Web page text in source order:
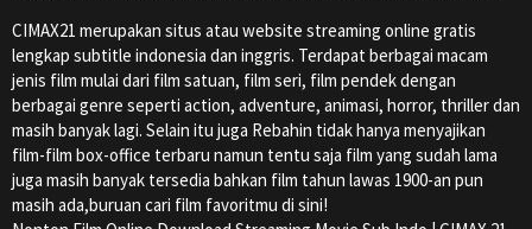
CIMAX21 merupakan situs atau website streaming online gratis
lengkap subtitle indonesia dan inggris. Terdapat berbagai macam
jenis film mulai dari film satuan, film seri, film pendek dengan
berbagai genre seperti action, adventure, animasi, horror, thriller dan
masih banyak lagi. Selain itu juga Rebahin tidak hanya menyajikan
film-film box-office terbaru namun tentu saja film yang sudah lama
juga masih banyak tersedia bahkan film tahun lawas 1900-an pun
masih ada,buruan cari film favoritmu di sini!